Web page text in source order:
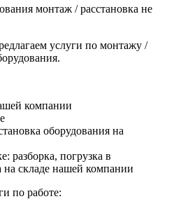
монтаж / расстановка не
услуги по монтажу /
компании
оборудования на
разборка, погрузка в
на складе нашей компании
по работе: